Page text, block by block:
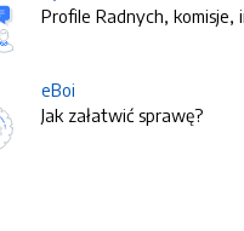
Profile Radnych, komisje,
eBoi
Jak załatwić sprawę?